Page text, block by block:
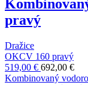
pravý
Dražice
OKCV 160 pravý
519,00 € 692,00 €
Kombinovaný